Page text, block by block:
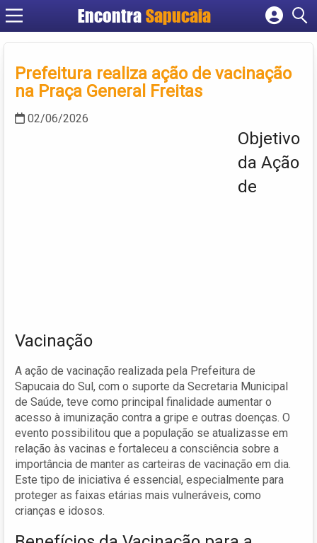
Encontra
Cadastrar empresa
Criar conta
Prefeitura realiza ação de vacinação
na Praça General Freitas
02/06/2026
Objetivo
da Ação
de
Vacinação
A ação de vacinação realizada pela Prefeitura de
Sapucaia do Sul, com o suporte da Secretaria Municipal
de Saúde, teve como principal finalidade aumentar o
acesso à imunização contra a gripe e outras doenças. O
evento possibilitou que a população se atualizasse em
relação às vacinas e fortaleceu a consciência sobre a
importância de manter as carteiras de vacinação em dia.
Este tipo de iniciativa é essencial, especialmente para
proteger as faixas etárias mais vulneráveis, como
crianças e idosos.